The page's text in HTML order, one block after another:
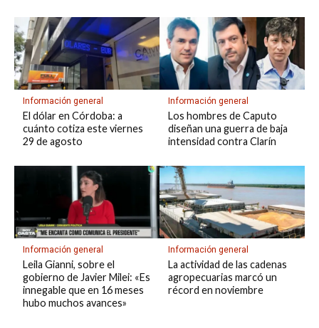
Información general
El dólar en Córdoba: a
cuánto cotiza este viernes
29 de agosto
Información general
Los hombres de Caputo
diseñan una guerra de baja
intensidad contra Clarín
Información general
Leila Gianni, sobre el
gobierno de Javier Milei: «Es
innegable que en 16 meses
hubo muchos avances»
Información general
La actividad de las cadenas
agropecuarias marcó un
récord en noviembre